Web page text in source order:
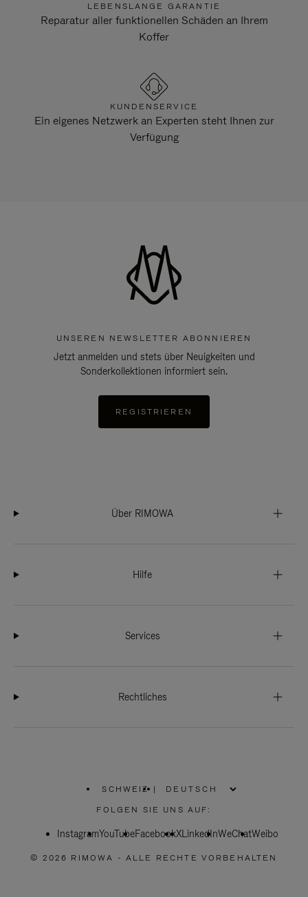
LEBENSLANGE GARANTIE
Reparatur aller funktionellen Schäden an Ihrem
Koffer
KUNDENSERVICE
Ein eigenes Netzwerk an Experten steht Ihnen zur
Verfügung
UNSEREN NEWSLETTER ABONNIEREN
Jetzt anmelden und stets über Neuigkeiten und
Sonderkollektionen informiert sein.
REGISTRIEREN
Über RIMOWA
Hilfe
Services
Rechtliches
SCHWEIZ
WÄHLEN
SIE
REGION
|
FOLGEN SIE UNS AUF:
InstagramYouTubeFacebookXLinkedInWeChatWeibo
© 2026 RIMOWA - ALLE RECHTE VORBEHALTEN